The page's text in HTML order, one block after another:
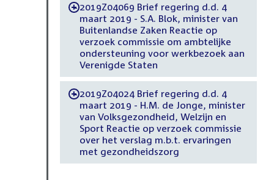
-2019Z04069 Brief regering d.d. 4
maart 2019 - S.A. Blok, minister van
Buitenlandse Zaken Reactie op
verzoek commissie om ambtelijke
ondersteuning voor werkbezoek aan
Verenigde Staten
-2019Z04024 Brief regering d.d. 4
maart 2019 - H.M. de Jonge, minister
van Volksgezondheid, Welzijn en
Sport Reactie op verzoek commissie
over het verslag m.b.t. ervaringen
met gezondheidszorg